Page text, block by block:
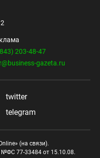
203-48-47
gazeta.ru
twitter
telegram
(на связи).
77-33484 от 15.10.08.